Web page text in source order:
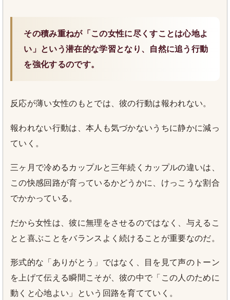
その積み重ねが「この女性に尽くすことは心地よ
い」という潜在的な学習となり、自然に追う行動
を強化するのです。
反応が薄い女性のもとでは、彼の行動は報われない。
報われない行動は、本人も気づかないうちに静かに減っ
ていく。
三ヶ月で冷めるカップルと三年続くカップルの違いは、
この快感回路が育っているかどうかに、けっこうな割合
でかかっている。
だから女性は、彼に無理をさせるのではなく、与えるこ
とと喜ぶことをバランスよく続けることが重要なのだ。
形式的な「ありがとう」ではなく、目を見て声のトーン
を上げて伝える瞬間こそが、彼の中で「この人のために
動くと心地よい」という回路を育てていく。